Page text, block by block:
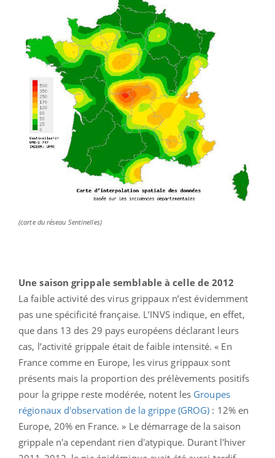
(carte du réseau Sentinelles)
Une saison grippale semblable à celle de 2012
La faible activité des virus grippaux n’est évidemment
pas une spécificité française. L’INVS indique, en effet,
que dans 13 des 29 pays européens déclarant leurs
cas, l’activité grippale était de faible intensité. « En
France comme en Europe, les virus grippaux sont
présents mais la proportion des prélèvements positifs
pour la grippe reste modérée, notent les Groupes
régionaux d'observation de la grippe (GROG) : 12% en
Europe, 20% en France. » Le démarrage de la saison
grippale n'a cependant rien d'atypique. Durant l'hiver